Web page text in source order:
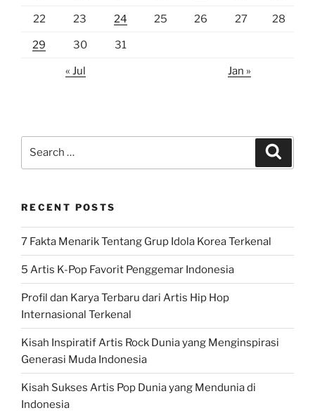
22 23 24 25 26 27 28
29 30 31
« Jul Jan »
RECENT POSTS
7 Fakta Menarik Tentang Grup Idola Korea Terkenal
5 Artis K-Pop Favorit Penggemar Indonesia
Profil dan Karya Terbaru dari Artis Hip Hop
Internasional Terkenal
Kisah Inspiratif Artis Rock Dunia yang Menginspirasi
Generasi Muda Indonesia
Kisah Sukses Artis Pop Dunia yang Mendunia di
Indonesia